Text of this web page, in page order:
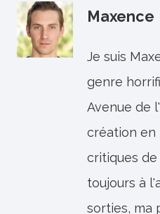
Maxence
Je suis
genre
Avenue de
création en
critiques
toujours à
sorties, ma